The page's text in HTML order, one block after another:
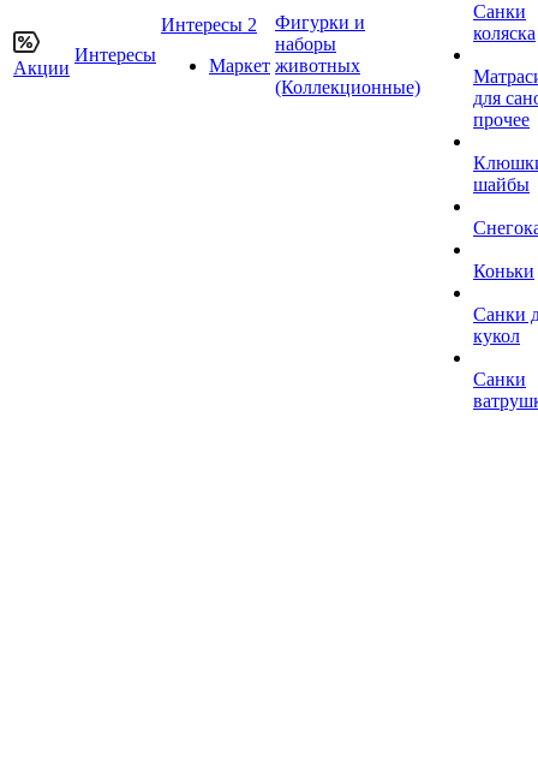
Акции
Интересы
Интересы 2
Маркет
Фигурки и
наборы
животных
(Коллекционные)
Санки
коляска
для
прочее
шайбы
Коньки
Санки
кукол
Санки